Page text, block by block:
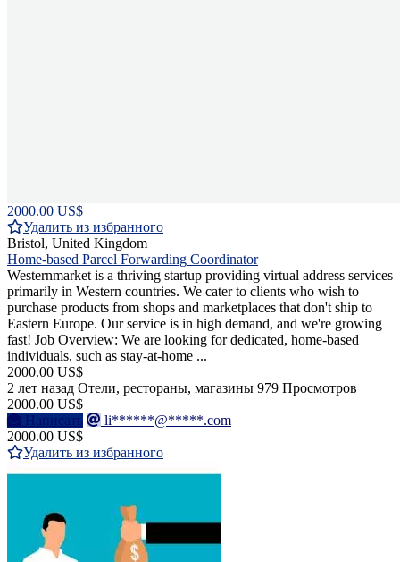
2000.00 US$
Удалить из избранного
Bristol, United Kingdom
Home-based Parcel Forwarding Coordinator
Westernmarket is a thriving startup providing virtual address services
primarily in Western countries. We cater to clients who wish to
purchase products from shops and marketplaces that don't ship to
Eastern Europe. Our service is in high demand, and we're growing
fast! Job Overview: We are looking for dedicated, home-based
individuals, such as stay-at-home ...
2000.00 US$
2 лет назад Отели, рестораны, магазины 979 Просмотров
2000.00 US$
Написать
li******@*****.com
2000.00 US$
Удалить из избранного